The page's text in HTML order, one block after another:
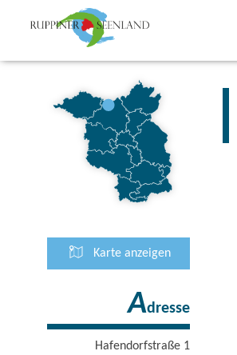
Karte anzeigen
Adresse
Hafendorfstraße 1